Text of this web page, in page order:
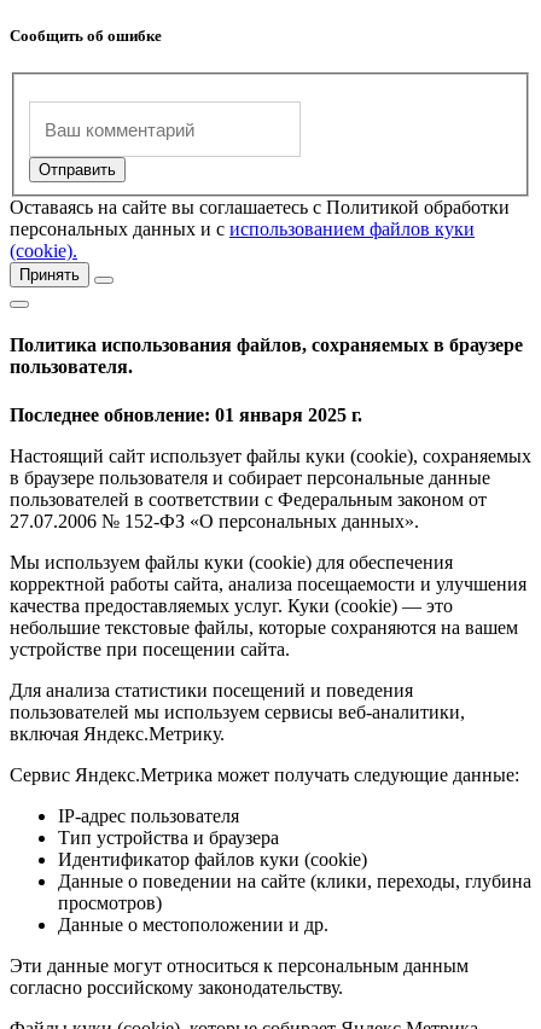
Сообщить об ошибке
Оставаясь на сайте вы соглашаетесь с Политикой обработки
персональных данных и с использованием файлов куки
(cookie).
Принять
Политика использования файлов, сохраняемых в браузере
пользователя.
Последнее обновление: 01 января 2025 г.
Настоящий сайт использует файлы куки (cookie), сохраняемых
в браузере пользователя и собирает персональные данные
пользователей в соответствии с Федеральным законом от
27.07.2006 № 152-ФЗ «О персональных данных».
Мы используем файлы куки (cookie) для обеспечения
корректной работы сайта, анализа посещаемости и улучшения
качества предоставляемых услуг. Куки (cookie) — это
небольшие текстовые файлы, которые сохраняются на вашем
устройстве при посещении сайта.
Для анализа статистики посещений и поведения
пользователей мы используем сервисы веб-аналитики,
включая Яндекс.Метрику.
Сервис Яндекс.Метрика может получать следующие данные:
IP-адрес пользователя
Тип устройства и браузера
Идентификатор файлов куки (cookie)
Данные о поведении на сайте (клики, переходы, глубина
просмотров)
Данные о местоположении и др.
Эти данные могут относиться к персональным данным
согласно российскому законодательству.